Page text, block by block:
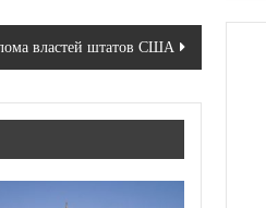
властей штатов США